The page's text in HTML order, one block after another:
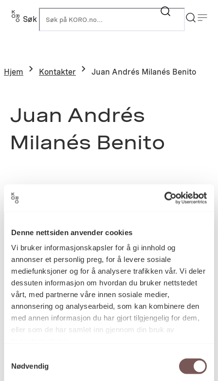
Denne nettsiden anvender cookies
Vi bruker informasjonskapsler for å gi innhold og
annonser et personlig preg, for å levere sosiale
mediefunksjoner og for å analysere trafikken vår. Vi deler
dessuten informasjon om hvordan du bruker nettstedet
vårt, med partnerne våre innen sosiale medier,
annonsering og analysearbeid, som kan kombinere den
med annen informasjon du har gjort tilgjengelig for dem,
eller som de har samlet inn gjennom din bruk av
Nødvendig
Søk
Hjem Kontakter Juan Andrés Milanés Benito
Juan Andrés
Milanés Benito
Postadresse
Postboks 6994
St. Olavs plass